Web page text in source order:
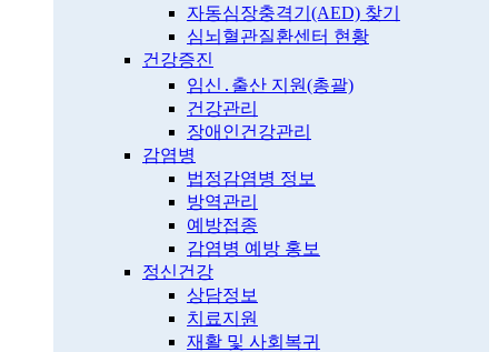
자동심장충격기(AED) 찾기
심뇌혈관질환센터 현황
건강증진
임신․출산 지원(총괄)
건강관리
장애인건강관리
감염병
법정감염병 정보
방역관리
예방접종
감염병 예방 홍보
정신건강
상담정보
치료지원
재활 및 사회복귀